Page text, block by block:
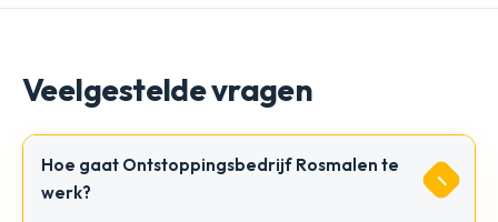
Veelgestelde vragen
Hoe gaat Ontstoppingsbedrijf Rosmalen te
werk?